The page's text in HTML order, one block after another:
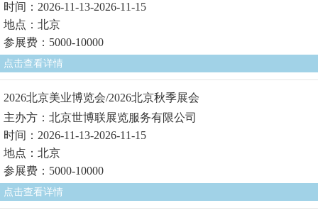
时间：2026-11-13-2026-11-15
地点：北京
参展费：5000-10000
点击查看详情
2026北京美业博览会/2026北京秋季展会
主办方：北京世博联展览服务有限公司
时间：2026-11-13-2026-11-15
地点：北京
参展费：5000-10000
点击查看详情